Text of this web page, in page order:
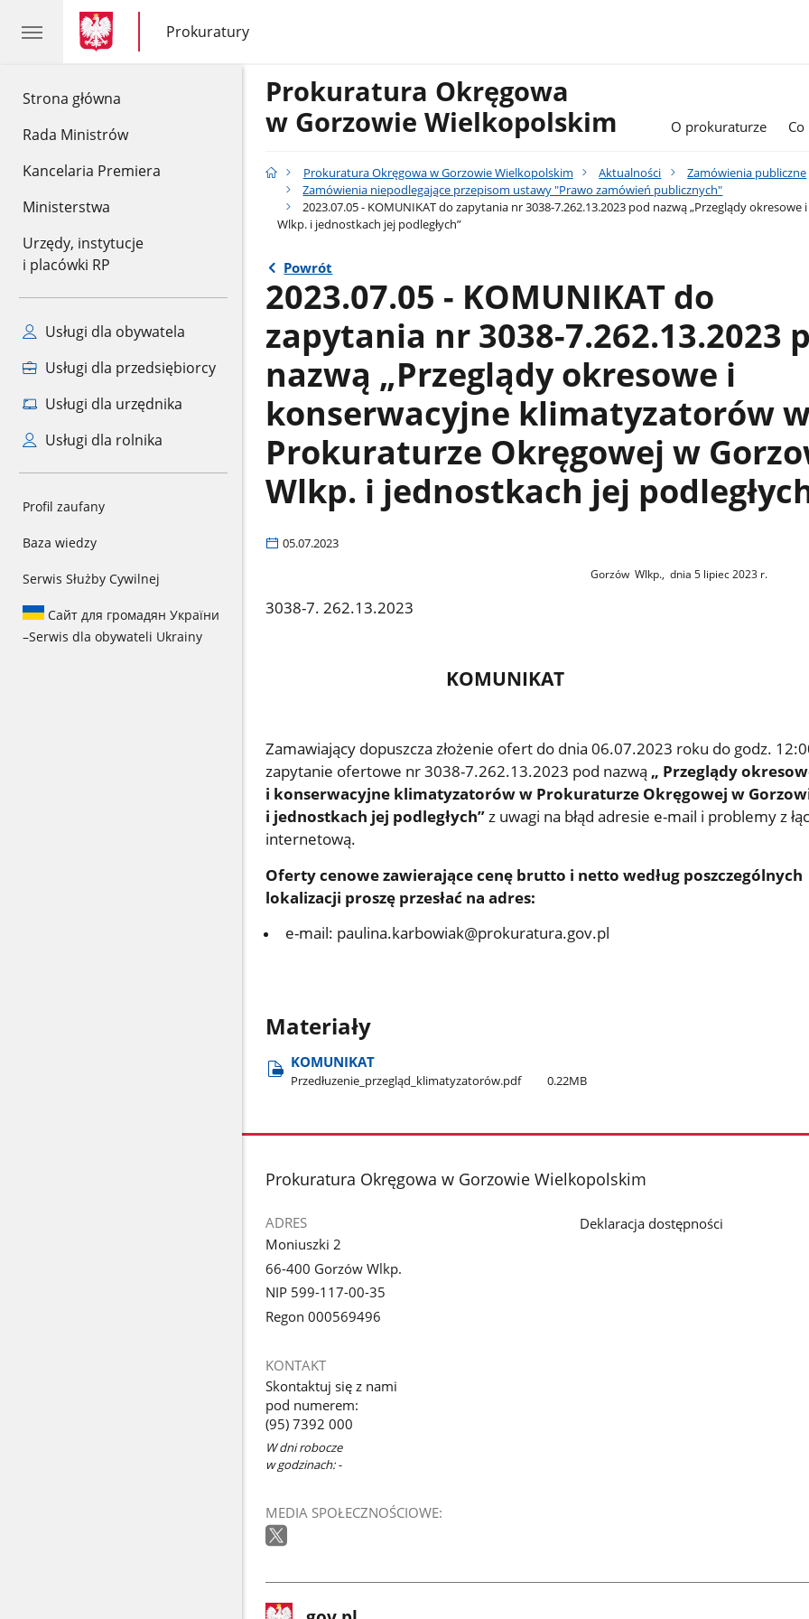
Strona główna
Rada Ministrów
Kancelaria Premiera
Ministerstwa
Urzędy, instytucje
i placówki RP
Usługi dla obywatela
Usługi dla przedsiębiorcy
Usługi dla urzędnika
Usługi dla rolnika
Profil zaufany
Baza wiedzy
Serwis Służby Cywilnej
Сайт для громадян України
–Serwis dla obywateli Ukrainy
gov.pl
gov.pl
Prokuratury
gov.pl
Prokuratury
Prokuratura Okręgowa
w Gorzowie Wielkopolskim
O prokuraturze
Prokuratura Okręgowa w Gorzowie Wielkopolskim Aktualności
Zamówienia publiczne
Zamówienia niepodlegające przepisom ustawy "Prawo zamówień publicznych"
2023.07.05 - KOMUNIKAT do zapytania nr 3038-7.262.13.2023 pod nazwą „Przeglądy
Wlkp. i jednostkach jej podległych”
Powrót
2023.07.05 - KOMUNIKAT do
zapytania nr 3038-7.262.13.2023
nazwą „Przeglądy okresowe i
konserwacyjne klimatyzatorów
Prokuraturze Okręgowej w
Wlkp. i jednostkach jej
05.07.2023
Gorzów Wlkp., dnia 5 lipiec2023r.
3038-7. 262.13.2023
KOMUNIKAT
Zamawiający dopuszcza złożenie ofert do dnia 06.07.2023 roku do godz.
zapytanie ofertowe nr 3038-7.262.13.2023 pod nazwą „ Przeglądy
i konserwacyjne klimatyzatorów w Prokuraturze Okręgowej w
i jednostkach jej podległych”z uwagi na błąd adresie e-mail i problemy z
internetową.
Oferty cenowe zawierające cenę brutto i netto według poszczególnych
lokalizacji proszę przesłać na adres:
e-mail: paulina.karbowiak@prokuratura.gov.pl
Materiały
KOMUNIKAT
Przedłuzenie​_przegląd​_klimatyzatorów.pdf 0.22MB
stopka
Prokuratura Okręgowa w Gorzowie Wielkopolskim
ADRES
Moniuszki 2
66-400 Gorzów Wlkp.
NIP 599-117-00-35
Regon 000569496
KONTAKT
Skontaktuj się z nami
pod numerem:
(95) 7392 000
W dni robocze
w godzinach: -
MEDIA SPOŁECZNOŚCIOWE:
Deklaracja dostępności
stopkaStrona